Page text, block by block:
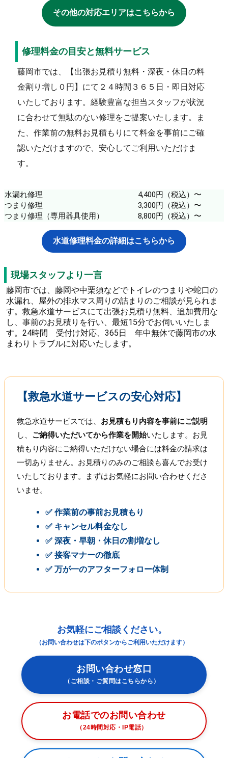
その他の対応エリアはこちらから
修理料金の目安と無料サービス
藤岡市では、【出張お見積り無料・深夜・休日の料
金割り増し０円】にて２４時間３６５日・即日対応
いたしております。経験豊富な担当スタッフが状況
に合わせて無駄のない修理をご提案いたします。ま
た、作業前の無料お見積もりにて料金を事前にご確
認いただけますので、安心してご利用いただけま
す。
水漏れ修理
4,400円（税込）〜
つまり修理
3,300円（税込）〜
つまり修理（専用器具使用）
8,800円（税込）〜
水道修理料金の詳細はこちらから
現場スタッフより一言
藤岡市では、藤岡や中栗須などでトイレのつまりや蛇口の
水漏れ、屋外の排水マス周りの詰まりのご相談が見られま
す。救急水道サービスにて出張お見積り無料、追加費用な
し、事前のお見積りを行い、最短15分でお伺いいたしま
す。24時間 受付け対応、365日 年中無休で藤岡市の水
まわりトラブルに対応いたします。
【救急水道サービスの安心対応】
救急水道サービスでは、 お見積もり内容を事前にご説明
し、 ご納得いただいてから作業を開始いたします。お見
積もり内容にご納得いただけない場合には料金の請求は
一切ありません。お見積りのみのご相談も喜んでお受け
いたしております。まずはお気軽にお問い合わせくださ
いませ。
✅ 作業前の事前お見積もり
✅ キャンセル料金なし
✅ 深夜・早朝・休日の割増なし
✅ 接客マナーの徹底
✅ 万が一のアフターフォロー体制
お気軽にご相談ください。
（お問い合わせは下のボタンからご利用いただけます）
お問い合わせ窓口
（ご相談・ご質問はこちらから）
お電話でのお問い合わせ
（24時間対応・IP電話）